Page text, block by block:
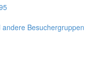
Besuchergruppen